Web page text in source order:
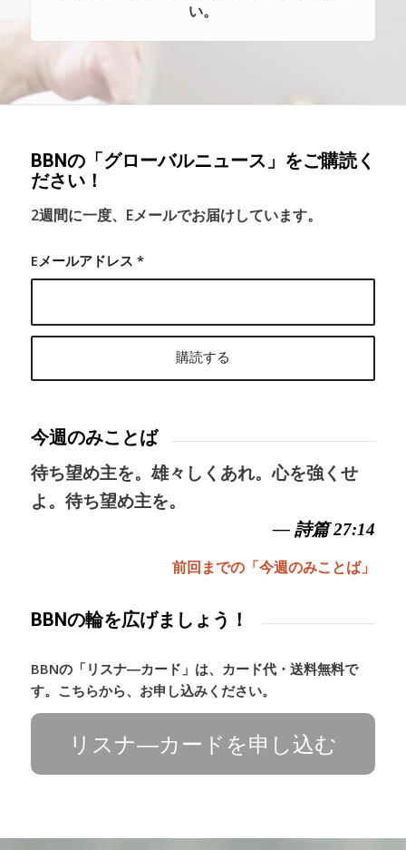
い。
BBNの「グローバルニュース」をご購読く
ださい！
2週間に一度、Eメールでお届けしています。
Eメールアドレス *
今週のみことば
待ち望め主を。雄々しくあれ。心を強くせ
よ。待ち望め主を。
— 詩篇 27:14
前回までの「今週のみことば」
BBNの輪を広げましょう！
BBNの「リスナ―カード」は、カード代・送料無料で
す。こちらから、お申し込みください。
リスナ―カードを申し込む